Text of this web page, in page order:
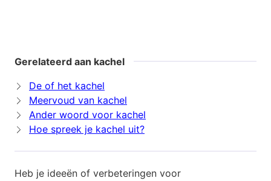
Gerelateerd aan kachel
De of het kachel
Meervoud van kachel
Ander woord voor kachel
Hoe spreek je kachel uit?
Heb je ideeën of verbeteringen voor